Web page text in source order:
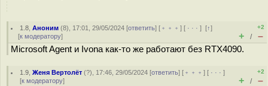
1.8 ,Аноним (8), 17:01, 29/05/2024 [ответить] [ ﹢﹢﹢] [ · · ·][↑]
[к модератору]
+2
+ / –
Microsoft Agent и Ivona как-то же работают без RTX4090.
1.9 ,Женя Вертолёт (?), 17:46, 29/05/2024 [ответить] [ ﹢﹢﹢] [ · · ·]
[к модератору]
+2
+ / –